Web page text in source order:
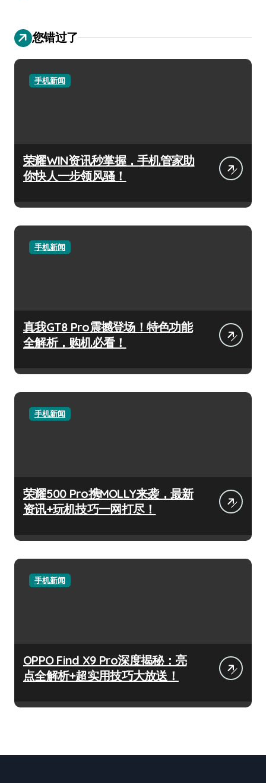
您错过了
手机新闻
荣耀WIN资讯秒掌握，手机管家助
你快人一步领风骚！
手机新闻
真我GT8 Pro震撼登场！特色功能
全解析，购机必看！
手机新闻
荣耀500 Pro携MOLLY来袭，最新
资讯+玩机技巧一网打尽！
手机新闻
OPPO Find X9 Pro深度揭秘：亮
点全解析+超实用技巧大放送！